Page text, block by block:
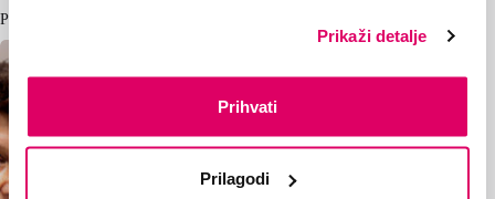
Prikaži detalje
Prihvati
Prilagodi
Pročitaj i ovo